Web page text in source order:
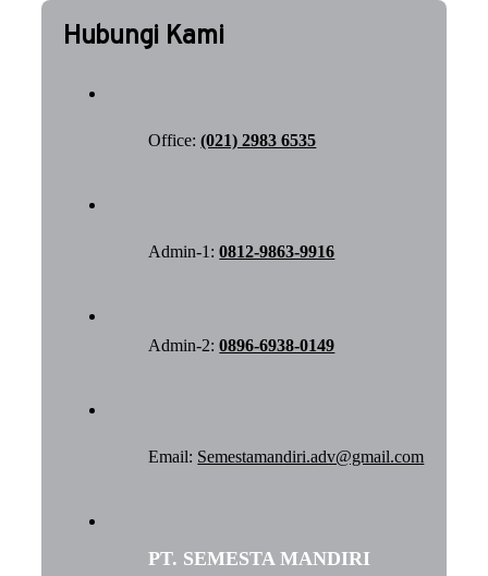
Hubungi Kami
Office:(021) 2983 6535
Admin-1:0812-9863-9916
Admin-2:0896-6938-0149
Email: Semestamandiri.adv@gmail.com
PT. SEMESTA MANDIRI